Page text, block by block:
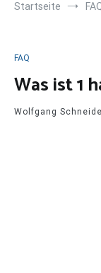
Startseite
FAQ
Was ist 1
Wolfgang